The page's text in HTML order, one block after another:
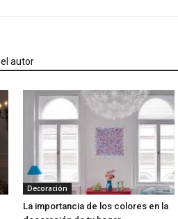
autor
Decoración
La importancia de los colores en la